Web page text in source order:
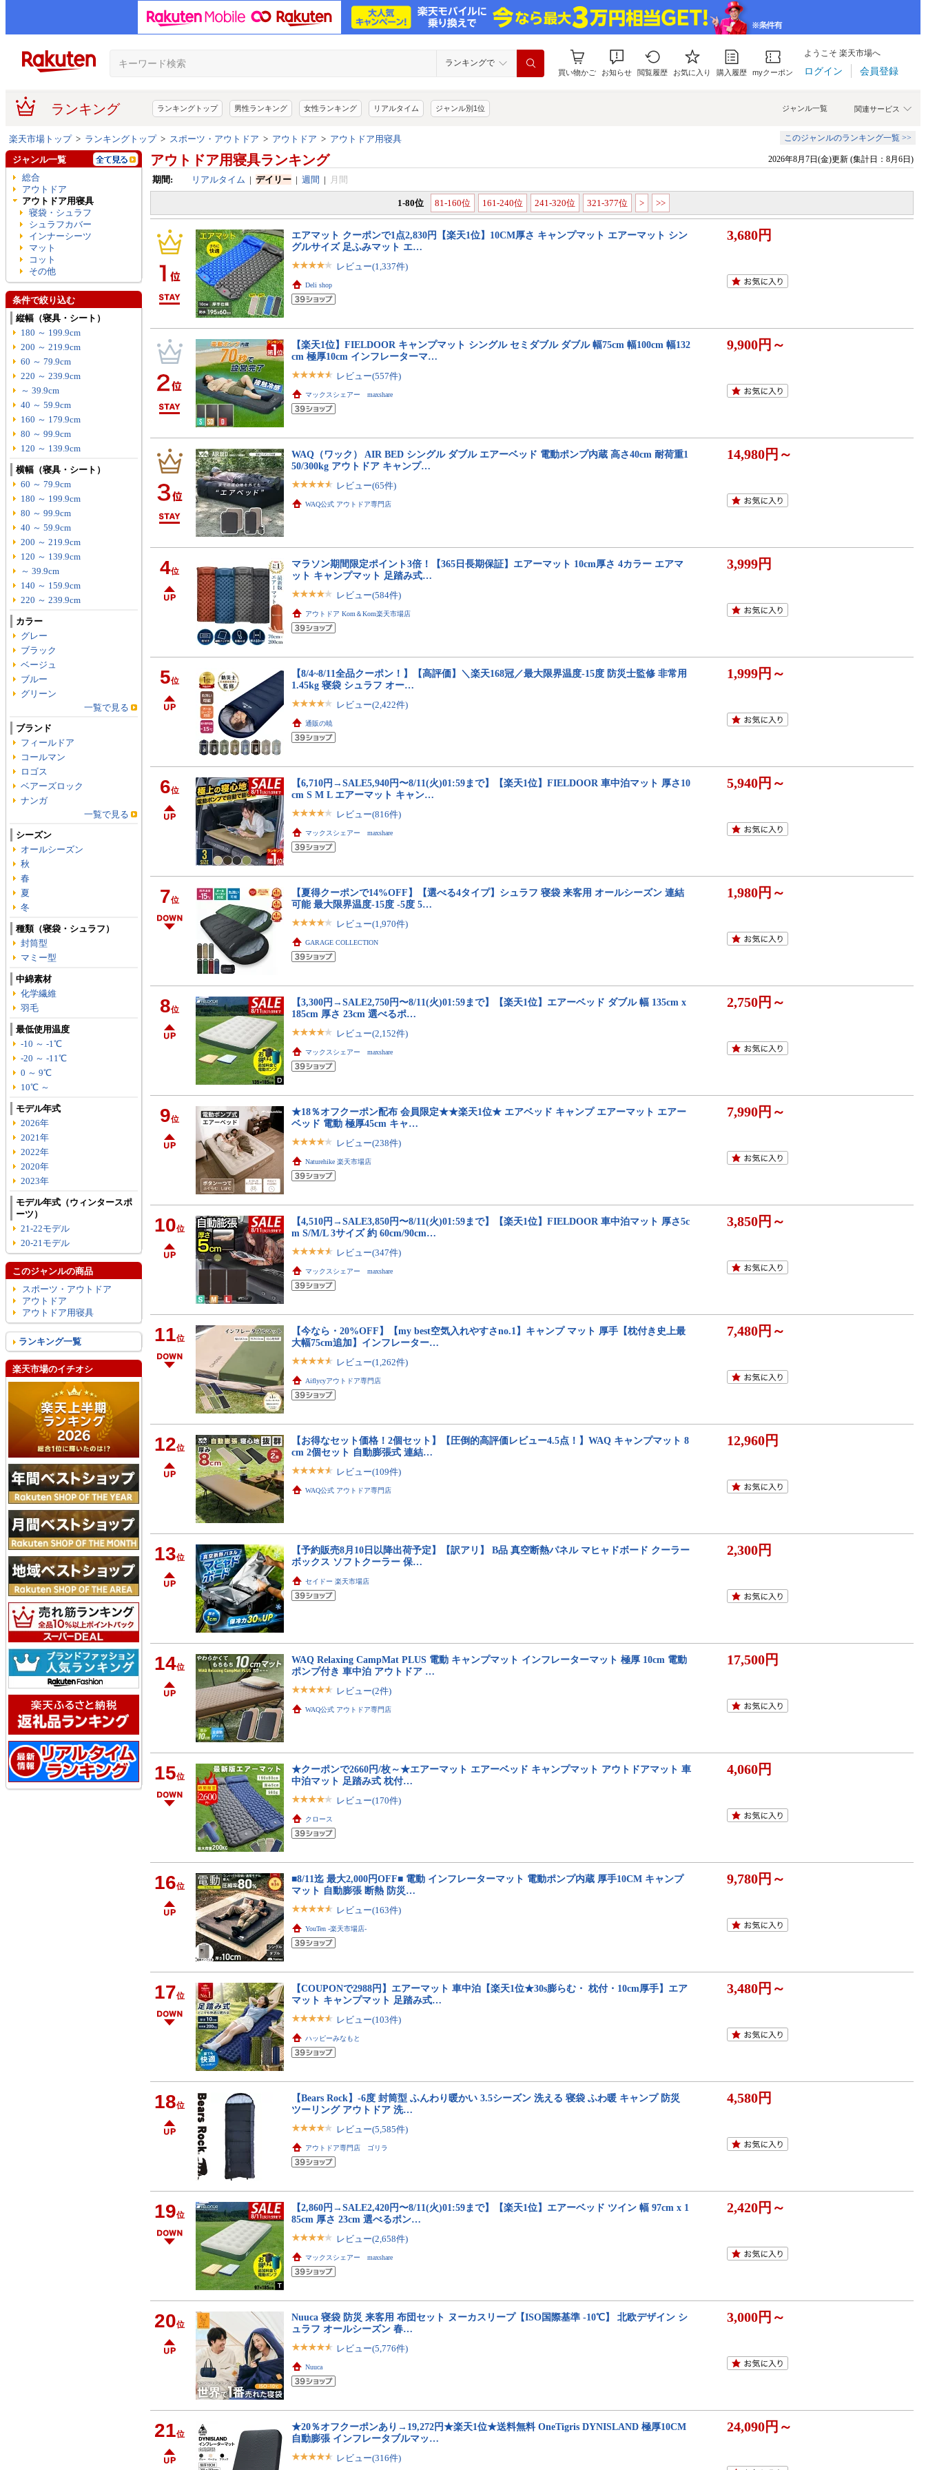
ランキングで
買い物かご お知らせ 閲覧履歴 お気に入り 購入履歴 myクーポン
ようこそ 楽天市場へ
ログイン 会員登録
ランキング 関連サービス
ジャンル一覧
ランキングトップ 男性ランキング 女性ランキング リアルタイム ジャンル別1位
楽天市場トップ> ランキングトップ> スポーツ・アウトドア > アウトドア > アウトドア用寝具 このジャンルのランキング一覧 >>
アウトドア用寝具ランキング 2026年8月7日(金)更新 (集計日：8月6日)
期間: リアルタイム | デイリー| 週間 | 月間
1-80位 81-160位 161-240位 241-320位 321-377位 > >>
エアマット クーポンで1点2,830円【楽天1位】10CM厚さ キャンプマット エアーマット シン
グルサイズ 足ふみマット エ…
レビュー(1,337件)
Deli shop
3,680円
【楽天1位】FIELDOOR キャンプマット シングル セミダブル ダブル 幅75cm 幅100cm 幅132
cm 極厚10cm インフレーターマ…
レビュー(557件)
マックスシェアー maxshare
9,900円～
WAQ（ワック） AIR BED シングル ダブル エアーベッド 電動ポンプ内蔵 高さ40cm 耐荷重1
50/300kg アウトドア キャンプ…
レビュー(65件)
WAQ公式 アウトドア専門店
14,980円～
4位
マラソン期間限定ポイント3倍！【365日長期保証】エアーマット 10cm厚さ 4カラー エアマ
ット キャンプマット 足踏み式…
レビュー(584件)
アウトドア Kom＆Kom楽天市場店
3,999円
5位
【8/4~8/11全品クーポン！】【高評価】＼楽天168冠／最大限界温度-15度 防災士監修 非常用
1.45kg 寝袋 シュラフ オー…
レビュー(2,422件)
通販の暁
1,999円～
6位
【6,710円→SALE5,940円〜8/11(火)01:59まで】【楽天1位】FIELDOOR 車中泊マット 厚さ10
cm S M L エアーマット キャン…
レビュー(816件)
マックスシェアー maxshare
5,940円～
7位
【夏得クーポンで14%OFF】【選べる4タイプ】シュラフ 寝袋 来客用 オールシーズン 連結
可能 最大限界温度-15度 -5度 5…
レビュー(1,970件)
GARAGE COLLECTION
1,980円～
8位
【3,300円→SALE2,750円〜8/11(火)01:59まで】【楽天1位】エアーベッド ダブル 幅 135cm x
185cm 厚さ 23cm 選べるポ…
レビュー(2,152件)
マックスシェアー maxshare
2,750円～
9位
★18％オフクーポン配布 会員限定★★楽天1位★ エアベッド キャンプ エアーマット エアー
ベッド 電動 極厚45cm キャ…
レビュー(238件)
Naturehike 楽天市場店
7,990円～
10位
【4,510円→SALE3,850円〜8/11(火)01:59まで】【楽天1位】FIELDOOR 車中泊マット 厚さ5c
m S/M/L 3サイズ 約 60cm/90cm…
レビュー(347件)
マックスシェアー maxshare
3,850円～
11位
【今なら・20%OFF】【my best空気入れやすさno.1】キャンプ マット 厚手【枕付き史上最
大幅75cm追加】インフレーター…
レビュー(1,262件)
Aiflycyアウトドア専門店
7,480円～
12位
【お得なセット価格！2個セット】【圧倒的高評価レビュー4.5点！】WAQ キャンプマット 8
cm 2個セット 自動膨張式 連結…
レビュー(109件)
WAQ公式 アウトドア専門店
12,960円
13位
【予約販売8月10日以降出荷予定】【訳アリ】 B品 真空断熱パネル マヒャドボード クーラー
ボックス ソフトクーラー 保…
セイドー 楽天市場店
2,300円
14位
WAQ Relaxing CampMat PLUS 電動 キャンプマット インフレーターマット 極厚 10cm 電動
ポンプ付き 車中泊 アウトドア …
レビュー(2件)
WAQ公式 アウトドア専門店
17,500円
15位
★クーポンで2660円/枚～★エアーマット エアーベッド キャンプマット アウトドアマット 車
中泊マット 足踏み式 枕付…
レビュー(170件)
クロース
4,060円
16位
■8/11迄 最大2,000円OFF■ 電動 インフレーターマット 電動ポンプ内蔵 厚手10CM キャンプ
マット 自動膨張 断熱 防災…
レビュー(163件)
YouTen -楽天市場店-
9,780円～
17位
【COUPONで2988円】エアーマット 車中泊【楽天1位★30s膨らむ・ 枕付・10cm厚手】エア
マット キャンプマット 足踏み式…
レビュー(103件)
ハッピーみなもと
3,480円～
18位
【Bears Rock】-6度 封筒型 ふんわり暖かい 3.5シーズン 洗える 寝袋 ふわ暖 キャンプ 防災
ツーリング アウトドア 洗…
レビュー(5,585件)
アウトドア専門店 ゴリラ
4,580円
19位
【2,860円→SALE2,420円〜8/11(火)01:59まで】【楽天1位】エアーベッド ツイン 幅 97cm x 1
85cm 厚さ 23cm 選べるポン…
レビュー(2,658件)
マックスシェアー maxshare
2,420円～
20位
Nuuca 寝袋 防災 来客用 布団セット ヌーカスリープ【ISO国際基準 -10℃】 北欧デザイン シ
ュラフ オールシーズン 春…
レビュー(5,776件)
Nuuca
3,000円～
21位
★20％オフクーポンあり→19,272円★楽天1位★送料無料 OneTigris DYNISLAND 極厚10CM
自動膨張 インフレータブルマッ…
レビュー(316件)
24,090円～
ジャンル一覧
総合
アウトドア
アウトドア用寝具
寝袋・シュラフ
シュラフカバー
インナーシーツ
マット
コット
その他
条件で絞り込む
縦幅（寝具・シート）
180 ～ 199.9cm
200 ～ 219.9cm
60 ～ 79.9cm
220 ～ 239.9cm
～ 39.9cm
40 ～ 59.9cm
160 ～ 179.9cm
80 ～ 99.9cm
120 ～ 139.9cm
横幅（寝具・シート）
60 ～ 79.9cm
180 ～ 199.9cm
80 ～ 99.9cm
40 ～ 59.9cm
200 ～ 219.9cm
120 ～ 139.9cm
～ 39.9cm
140 ～ 159.9cm
220 ～ 239.9cm
カラー
グレー
ブラック
ベージュ
ブルー
グリーン
一覧で見る
ブランド
フィールドア
コールマン
ロゴス
ベアーズロック
ナンガ
一覧で見る
シーズン
オールシーズン
秋
春
夏
冬
種類（寝袋・シュラフ）
封筒型
マミー型
中綿素材
化学繊維
羽毛
最低使用温度
-10 ～ -1℃
-20 ～ -11℃
0 ～ 9℃
10℃ ～
モデル年式
2026年
2021年
2022年
2020年
2023年
モデル年式（ウィンタースポ
ーツ）
21-22モデル
20-21モデル
このジャンルの商品
スポーツ・アウトドア
アウトドア
アウトドア用寝具
ランキング一覧
楽天市場のイチオシ